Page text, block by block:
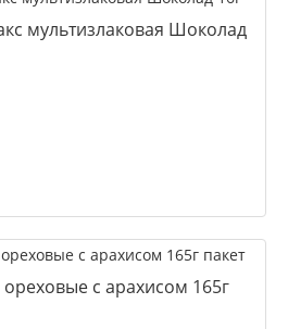
мультизлаковая Шоколад
с арахисом 165г